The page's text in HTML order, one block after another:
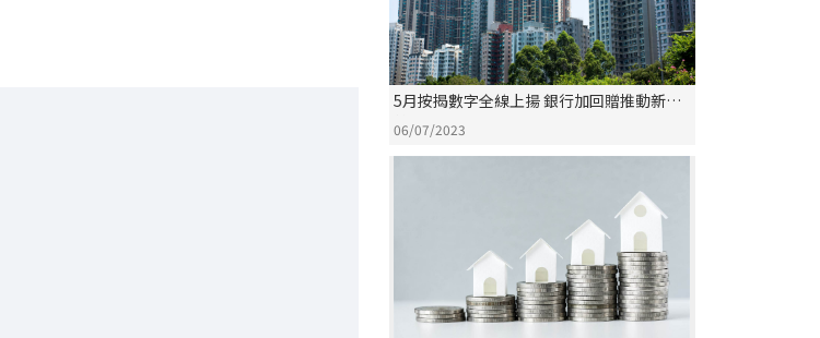
5月按揭數字全線上揚 銀行加回贈推動新批
轉按大幅反彈50.2%
06/07/2023